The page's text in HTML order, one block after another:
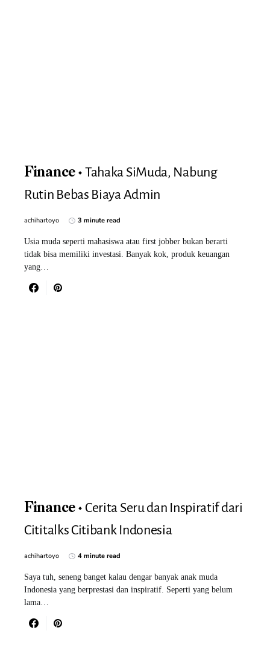
Finance
Tahaka SiMuda, Nabung
Rutin Bebas Biaya Admin
achihartoyo 3 minute read
Usia muda seperti mahasiswa atau first jobber bukan berarti
tidak bisa memiliki investasi. Banyak kok, produk keuangan
yang…
Finance
Cerita Seru dan Inspiratif dari
Cititalks Citibank Indonesia
achihartoyo 4 minute read
Saya tuh, seneng banget kalau dengar banyak anak muda
Indonesia yang berprestasi dan inspiratif. Seperti yang belum
lama…